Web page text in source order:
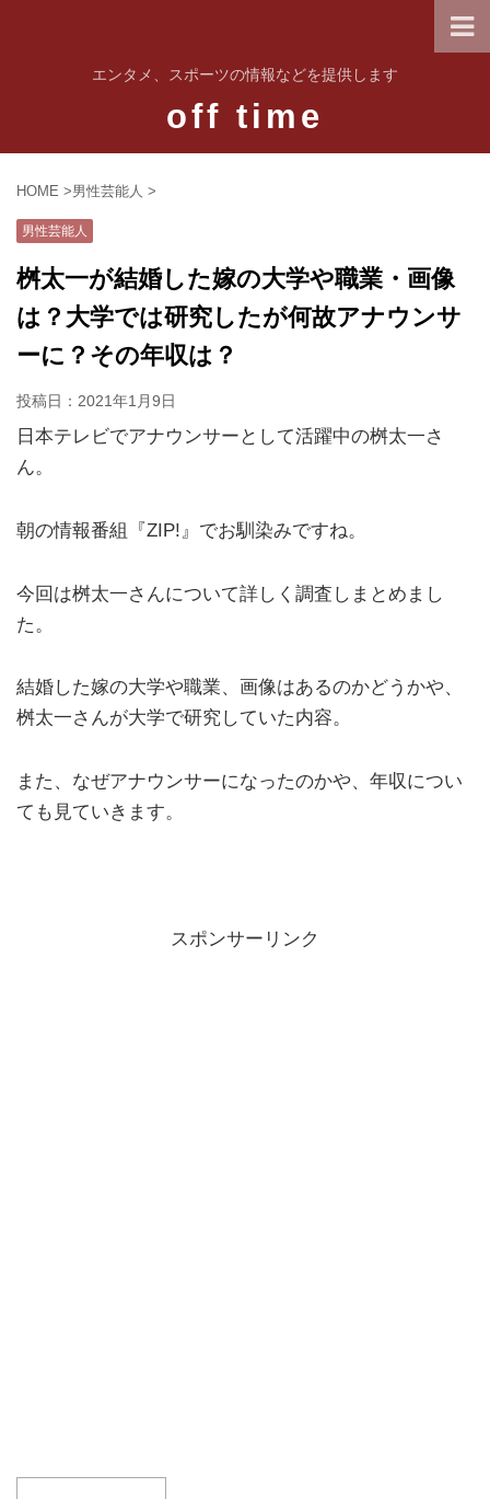
エンタメ、スポーツの情報などを提供します
off time
HOME >男性芸能人 >
男性芸能人
桝太一が結婚した嫁の大学や職業・画像
は？大学では研究したが何故アナウンサ
ーに？その年収は？
投稿日： 2021年1月9日
日本テレビでアナウンサーとして活躍中の桝太一さ
ん。
朝の情報番組『ZIP!』でお馴染みですね。
今回は桝太一さんについて詳しく調査しまとめまし
た。
結婚した嫁の大学や職業、画像はあるのかどうかや、
桝太一さんが大学で研究していた内容。
また、なぜアナウンサーになったのかや、年収につい
ても見ていきます。
スポンサーリンク